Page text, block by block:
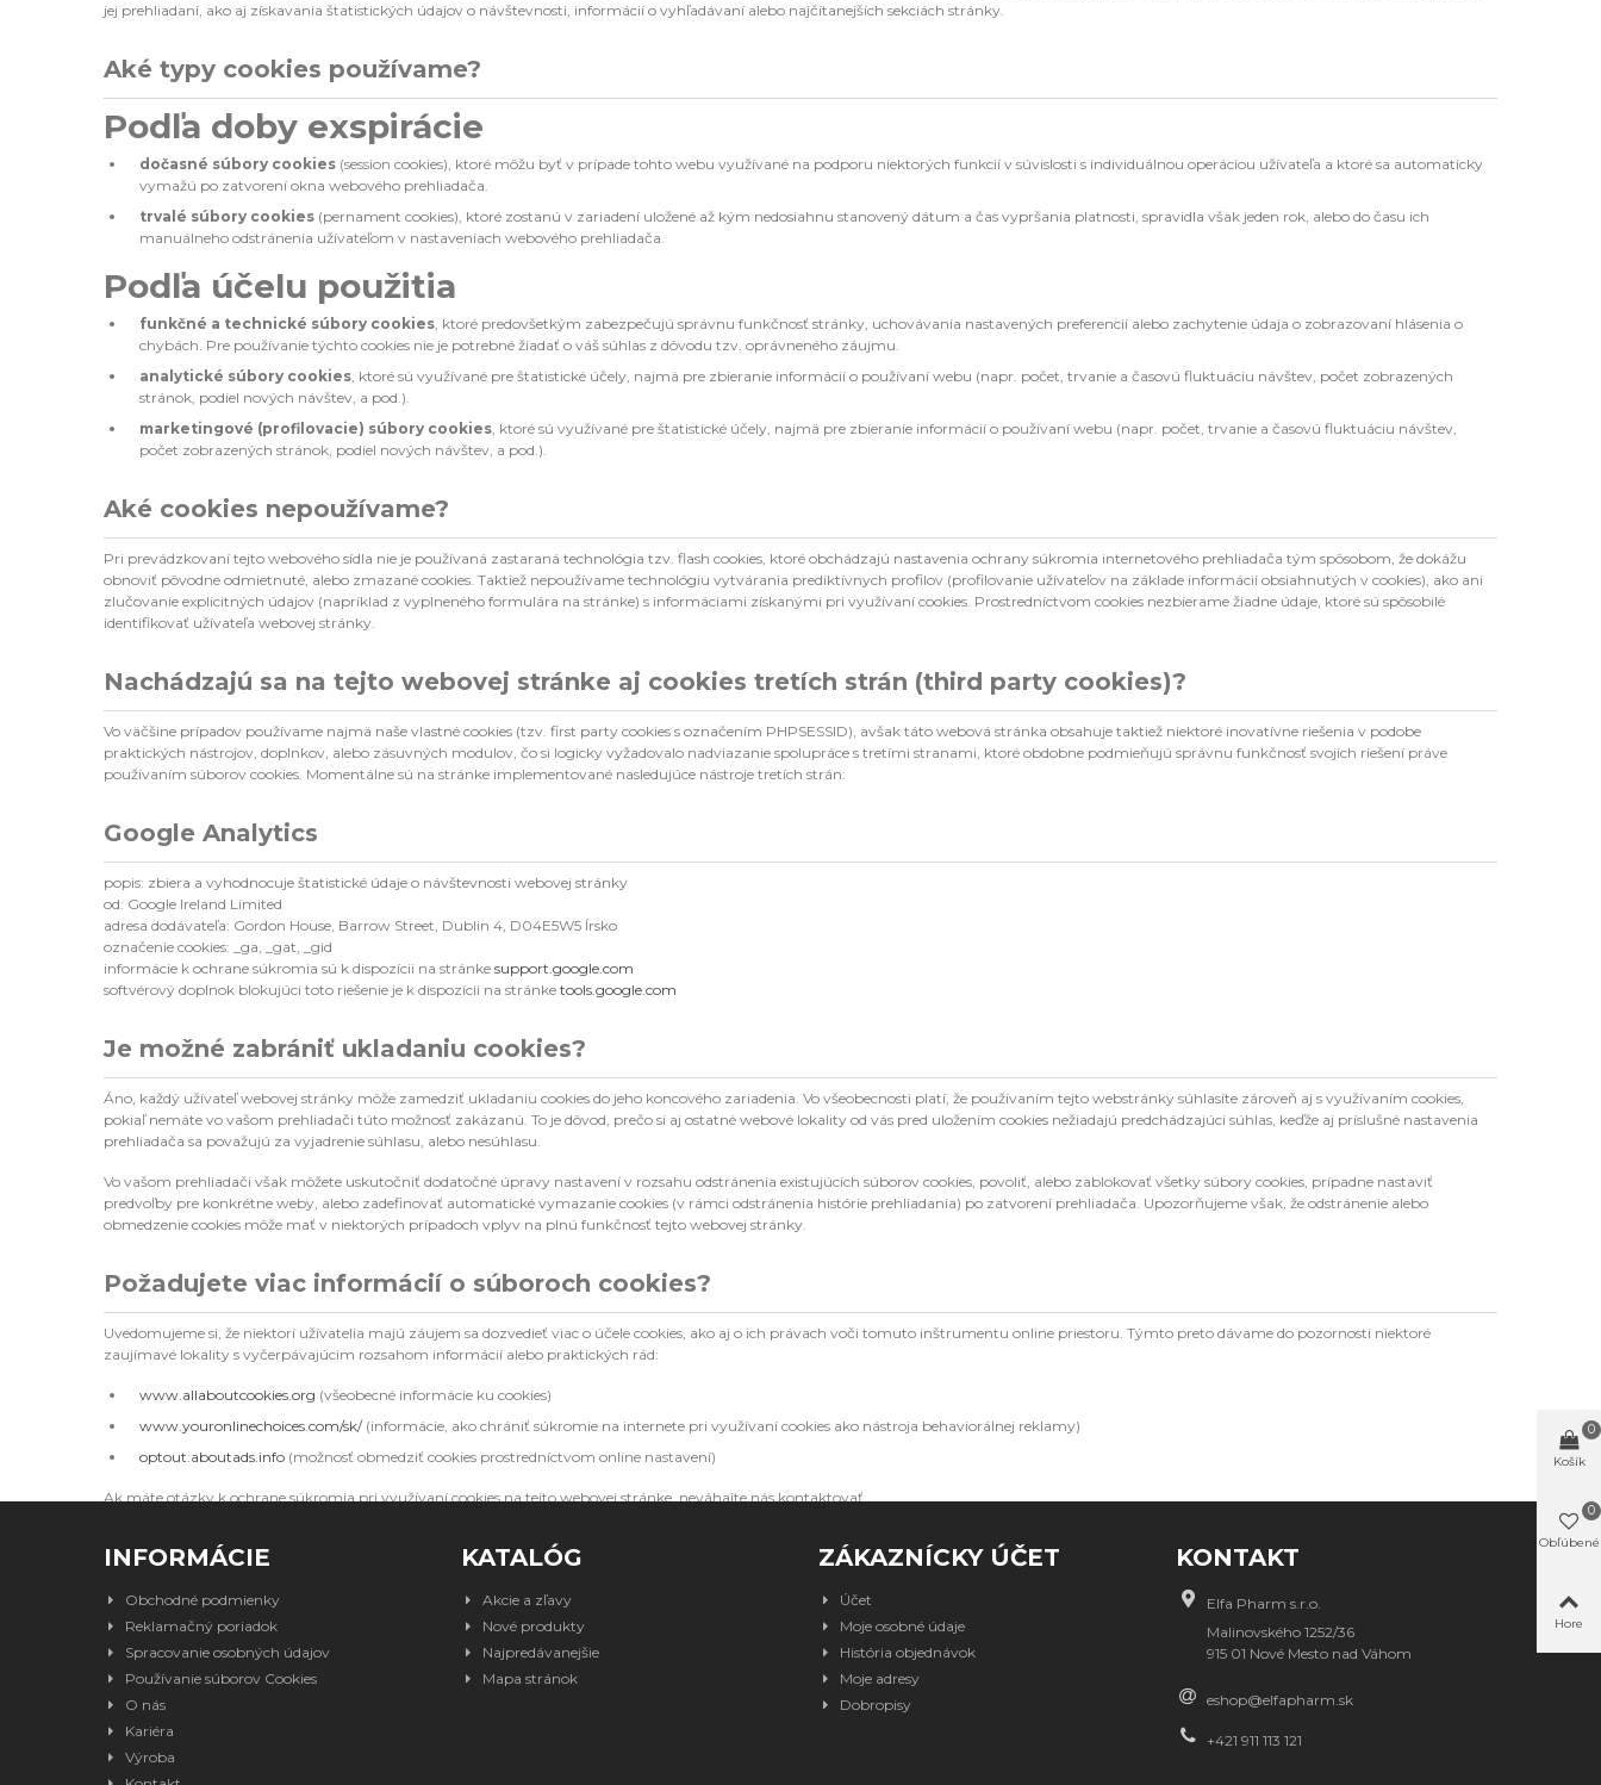
jej prehliadaní, ako aj získavania štatistických údajov o návštevnosti, informácií o vyhľadávaní alebo najčítanejších sekciách stránky.
Aké typy cookies používame?
Podľa doby exspirácie
dočasné súbory cookies (session cookies), ktoré môžu byť v prípade tohto webu využívané na podporu niektorých funkcií v súvislosti s individuálnou operáciou užívateľa a ktoré sa automaticky
vymažú po zatvorení okna webového prehliadača.
trvalé súbory cookies (pernament cookies), ktoré zostanú v zariadení uložené až kým nedosiahnu stanovený dátum a čas vypršania platnosti, spravidla však jeden rok, alebo do času ich
manuálneho odstránenia užívateľom v nastaveniach webového prehliadača.
Podľa účelu použitia
funkčné a technické súbory cookies, ktoré predovšetkým zabezpečujú správnu funkčnosť stránky, uchovávania nastavených preferencií alebo zachytenie údaja o zobrazovaní hlásenia o
chybách. Pre používanie týchto cookies nie je potrebné žiadať o váš súhlas z dôvodu tzv. oprávneného záujmu.
analytické súbory cookies, ktoré sú využívané pre štatistické účely, najmä pre zbieranie informácií o používaní webu (napr. počet, trvanie a časovú fluktuáciu návštev, počet zobrazených
stránok, podiel nových návštev, a pod.).
marketingové (profilovacie) súbory cookies, ktoré sú využívané pre štatistické účely, najmä pre zbieranie informácií o používaní webu (napr. počet, trvanie a časovú fluktuáciu návštev,
počet zobrazených stránok, podiel nových návštev, a pod.).
Aké cookies nepoužívame?
Pri prevádzkovaní tejto webového sídla nie je používaná zastaraná technológia tzv. flash cookies, ktoré obchádzajú nastavenia ochrany súkromia internetového prehliadača tým spôsobom, že dokážu
obnoviť pôvodne odmietnuté, alebo zmazané cookies. Taktiež nepoužívame technológiu vytvárania prediktívnych profilov (profilovanie užívateľov na základe informácií obsiahnutých v cookies), ako ani
zlučovanie explicitných údajov (napríklad z vyplneného formulára na stránke) s informáciami získanými pri využívaní cookies. Prostredníctvom cookies nezbierame žiadne údaje, ktoré sú spôsobilé
identifikovať užívateľa webovej stránky.
Nachádzajú sa na tejto webovej stránke aj cookies tretích strán (third party cookies)?
Vo väčšine prípadov používame najmä naše vlastné cookies (tzv. first party cookies s označením PHPSESSID), avšak táto webová stránka obsahuje taktiež niektoré inovatívne riešenia v podobe
praktických nástrojov, doplnkov, alebo zásuvných modulov, čo si logicky vyžadovalo nadviazanie spolupráce s tretími stranami, ktoré obdobne podmieňujú správnu funkčnosť svojich riešení práve
používaním súborov cookies. Momentálne sú na stránke implementované nasledujúce nástroje tretích strán:
Google Analytics
popis: zbiera a vyhodnocuje štatistické údaje o návštevnosti webovej stránky
od: Google Ireland Limited
adresa dodávateľa: Gordon House, Barrow Street, Dublin 4, D04E5W5 Írsko
označenie cookies: _ga, _gat, _gid
informácie k ochrane súkromia sú k dispozícii na stránke support.google.com
softvérový doplnok blokujúci toto riešenie je k dispozícii na stránke tools.google.com
Je možné zabrániť ukladaniu cookies?
Áno, každý užívateľ webovej stránky môže zamedziť ukladaniu cookies do jeho koncového zariadenia. Vo všeobecnosti platí, že používaním tejto webstránky súhlasíte zároveň aj s využívaním cookies,
pokiaľ nemáte vo vašom prehliadači túto možnosť zakázanú. To je dôvod, prečo si aj ostatné webové lokality od vás pred uložením cookies nežiadajú predchádzajúci súhlas, keďže aj príslušné nastavenia
prehliadača sa považujú za vyjadrenie súhlasu, alebo nesúhlasu.
Vo vašom prehliadači však môžete uskutočniť dodatočné úpravy nastavení v rozsahu odstránenia existujúcich súborov cookies, povoliť, alebo zablokovať všetky súbory cookies, prípadne nastaviť
predvoľby pre konkrétne weby, alebo zadefinovať automatické vymazanie cookies (v rámci odstránenia histórie prehliadania) po zatvorení prehliadača. Upozorňujeme však, že odstránenie alebo
obmedzenie cookies môže mať v niektorých prípadoch vplyv na plnú funkčnosť tejto webovej stránky.
Požadujete viac informácií o súboroch cookies?
Uvedomujeme si, že niektorí užívatelia majú záujem sa dozvedieť viac o účele cookies, ako aj o ich právach voči tomuto inštrumentu online priestoru. Týmto preto dávame do pozornosti niektoré
zaujímavé lokality s vyčerpávajúcim rozsahom informácií alebo praktických rád:
www.allaboutcookies.org (všeobecné informácie ku cookies)
www.youronlinechoices.com/sk/(informácie, ako chrániť súkromie na internete pri využívaní cookies ako nástroja behaviorálnej reklamy)
optout.aboutads.info (možnosť obmedziť cookies prostredníctvom online nastavení)
Ak máte otázky k ochrane súkromia pri využívaní cookies na tejto webovej stránke, neváhajte nás kontaktovať.
INFORMÁCIE
Obchodné podmienky
Reklamačný poriadok
Spracovanie osobných údajov
Používanie súborov Cookies
O nás
Kariéra
Výroba
KATALÓG
Akcie a zľavy
Nové produkty
Najpredávanejšie
Mapa stránok
ZÁKAZNÍCKY ÚČET
Účet
Moje osobné údaje
História objednávok
Moje adresy
Dobropisy
KONTAKT
Elfa Pharm s.r.o.
Malinovského 1252/36
915 01 Nové Mesto nad Váhom
eshop@elfapharm.sk
+421 911 113 121
Košík
0
Obľúbené
0
Hore